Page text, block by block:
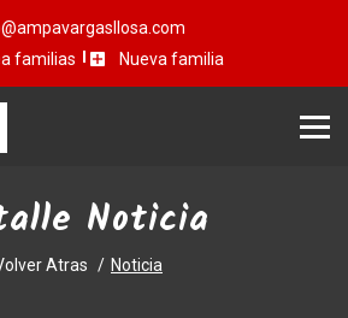
familias
Nueva familia
Noticia
Atras Noticia